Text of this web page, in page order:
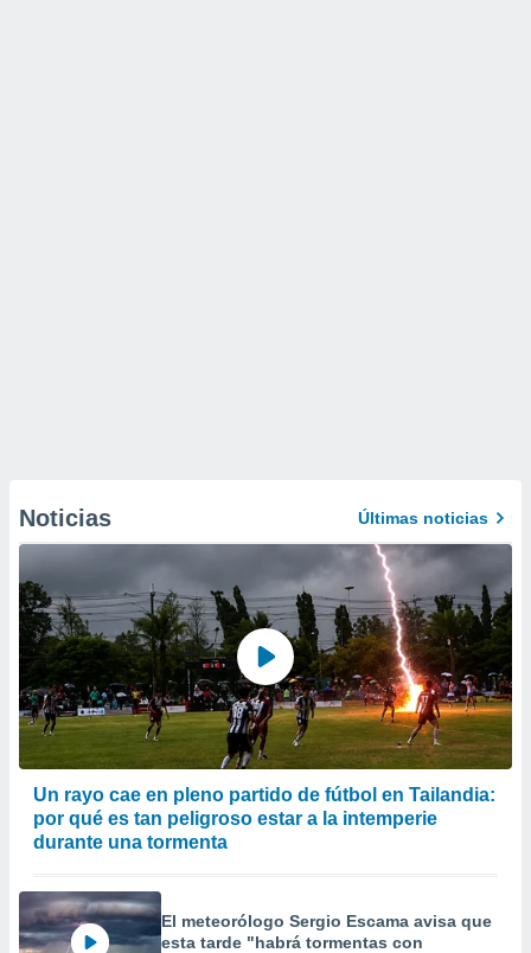
Noticias Últimas noticias
Un rayo cae en pleno partido de fútbol en Tailandia:
por qué es tan peligroso estar a la intemperie
durante una tormenta
El meteorólogo Sergio Escama avisa que
esta tarde "habrá tormentas con